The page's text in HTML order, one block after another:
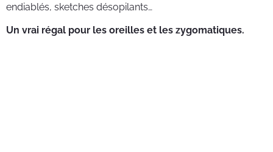
endiablés, sketches désopilants…
Un vrai régal pour les oreilles et les zygomatiques.